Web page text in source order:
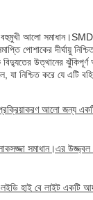
আলো
পোশাকের দীর্ঘায়ু
বিদ্যুতের উত্থানের
নিশ্চিত করে যে এটি
আলো জন্য
সমাধান।এর
হাই বে লাইট একটি